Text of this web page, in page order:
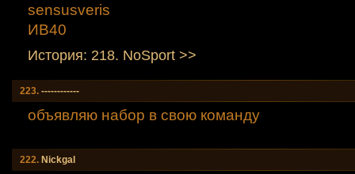
sensusveris
ИВ40
История: 218. NoSport >>
223. ------------
объявляю набор в свою команду
222. Nickgal